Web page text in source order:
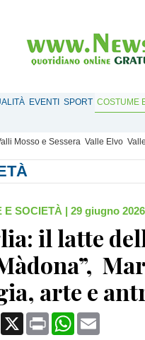
EVENTI SPORT COSTUME
Mosso e Sessera Valle Elvo
E SOCIETÀ | 29 giugno
il latte
arte e
Facebook
X Print WhatsApp